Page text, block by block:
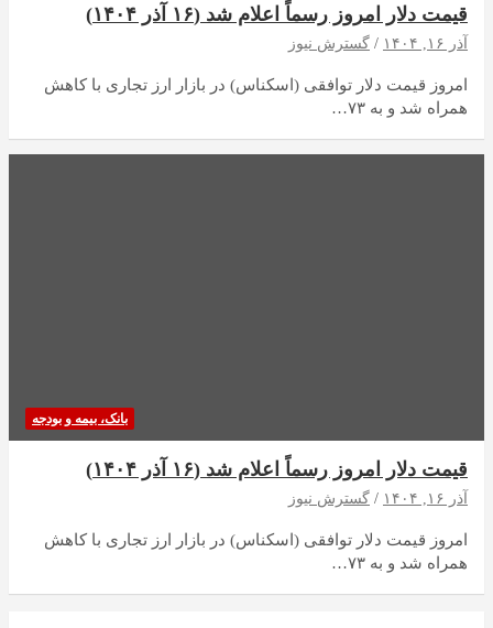
قیمت دلار امروز رسماً اعلام شد (۱۶ آذر ۱۴۰۴)
آذر ۱۶, ۱۴۰۴ گسترش نیوز
امروز قیمت دلار توافقی (اسکناس) در بازار ارز تجاری با کاهش
همراه شد و به ۷۳…
بانک، بیمه و بودجه
قیمت دلار امروز رسماً اعلام شد (۱۶ آذر ۱۴۰۴)
آذر ۱۶, ۱۴۰۴ گسترش نیوز
امروز قیمت دلار توافقی (اسکناس) در بازار ارز تجاری با کاهش
همراه شد و به ۷۳…